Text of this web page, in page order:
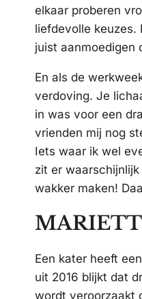
elkaar proberen
liefdevolle
juist aanmoedigen
En als de
verdoving. Je
in was voor een
vrienden mij nog
Iets waar ik wel
zit er
wakker maken!
Een kater heeft
uit 2016 blijkt dat
wordt veroorzaakt